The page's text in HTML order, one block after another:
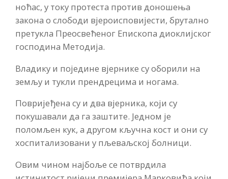
ноћас, у току протеста против доношења
закона о слободи вјероисповијести, брутално
претукла Преосвећеног Епископа диоклијског
господина Методија.
Владику и поједине вјернике су оборили на
земљу и тукли прендрецима и ногама.
Повријеђена су и два вјерника, који су
покушавали да га заштите. Једном је
поломљен кук, а другом кључна кост и они су
хоспитализовани у пљеваљској болници.
Овим чином најбоље се потврдила